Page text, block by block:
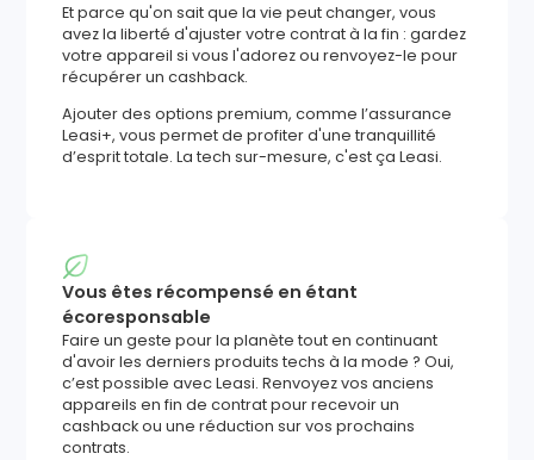
Et parce qu'on sait que la vie peut changer, vous
avez la liberté d'ajuster votre contrat à la fin : gardez
votre appareil si vous l'adorez ou renvoyez-le pour
récupérer un cashback.
Ajouter des options premium, comme l’assurance
Leasi+, vous permet de profiter d'une tranquillité
d’esprit totale. La tech sur-mesure, c'est ça Leasi.
Vous êtes récompensé en étant
écoresponsable
Faire un geste pour la planète tout en continuant
d'avoir les derniers produits techs à la mode ? Oui,
c’est possible avec Leasi. Renvoyez vos anciens
appareils en fin de contrat pour recevoir un
cashback ou une réduction sur vos prochains
contrats.